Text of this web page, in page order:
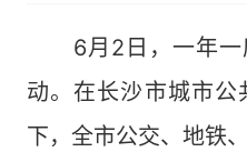
6月2日，一年一
动。在长沙市城市
下，全市公交、地铁